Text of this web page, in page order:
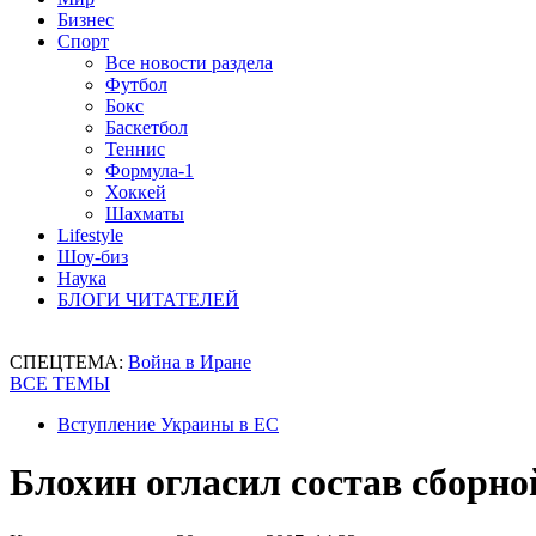
Бизнес
Спорт
Все новости раздела
Футбол
Бокс
Баскетбол
Теннис
Формула-1
Хоккей
Шахматы
Lifestyle
Шоу-биз
Наука
БЛОГИ ЧИТАТЕЛЕЙ
СПЕЦТЕМА: Война в Иране
ВСЕ ТЕМЫ
Вступление Украины в ЕС
Блохин огласил состав